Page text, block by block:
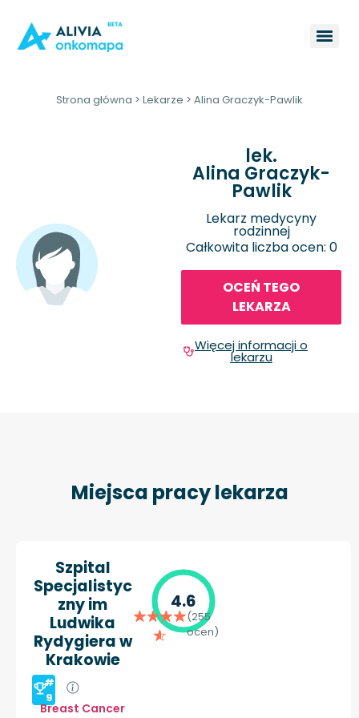
Strona główna > Lekarze > Alina Graczyk-Pawlik
lek.
Alina Graczyk-
Pawlik
Lekarz medycyny
rodzinnej
Całkowita liczba ocen: 0
OCEŃ TEGO
LEKARZA
Więcej informacji o
lekarzu
Miejsca pracy lekarza
Szpital
Specjalistyc
zny im
Ludwika
Rydygiera w
Krakowie
#
9
Breast Cancer
4.6
(255
ocen)